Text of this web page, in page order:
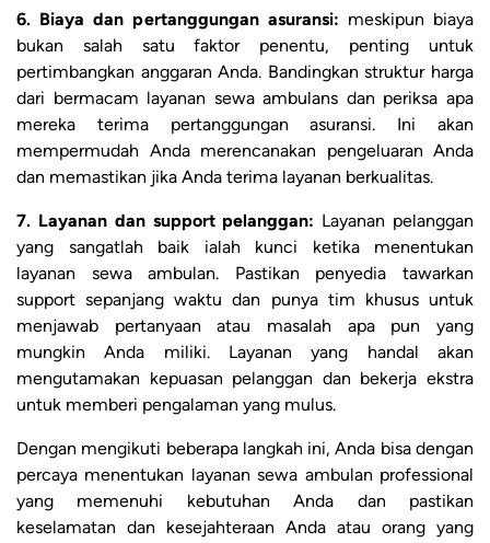
6. Biaya dan pertanggungan asuransi: meskipun biaya
bukan salah satu faktor penentu, penting untuk
pertimbangkan anggaran Anda. Bandingkan struktur harga
dari bermacam layanan sewa ambulans dan periksa apa
mereka terima pertanggungan asuransi. Ini akan
mempermudah Anda merencanakan pengeluaran Anda
dan memastikan jika Anda terima layanan berkualitas.
7. Layanan dan support pelanggan: Layanan pelanggan
yang sangatlah baik ialah kunci ketika menentukan
layanan sewa ambulan. Pastikan penyedia tawarkan
support sepanjang waktu dan punya tim khusus untuk
menjawab pertanyaan atau masalah apa pun yang
mungkin Anda miliki. Layanan yang handal akan
mengutamakan kepuasan pelanggan dan bekerja ekstra
untuk memberi pengalaman yang mulus.
Dengan mengikuti beberapa langkah ini, Anda bisa dengan
percaya menentukan layanan sewa ambulan professional
yang memenuhi kebutuhan Anda dan pastikan
keselamatan dan kesejahteraan Anda atau orang yang